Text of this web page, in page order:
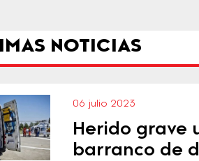
NOTICIAS
06 julio 2023
Herido grave
barranco de